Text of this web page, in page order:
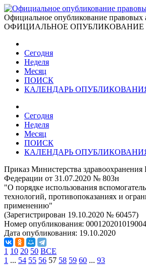
Официальное опубликование правовых
ОФИЦИАЛЬНОЕ ОПУБЛИКОВАНИЕ
Сегодня
Неделя
Месяц
ПОИСК
КАЛЕНДАРЬ
Сегодня
Неделя
Месяц
ПОИСК
КАЛЕНДАРЬ
Приказ Министерства здравоохранения
Федерации от 31.07.2020 № 803н
"О порядке использования
технологий, противопоказаниях и
применению"
(Зарегистрирован 19.10.2020 № 60457)
Номер опубликования:
Дата опубликования: 19.10.2020
1 10 20 50 ВСЕ
1 ... 54 55 56 57 58 59 60 ... 93